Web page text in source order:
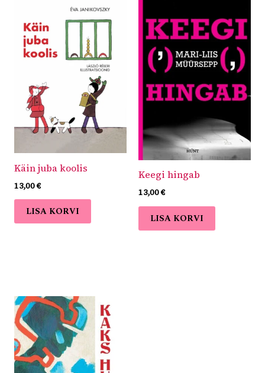
Käin juba koolis
13,00€
LISA KORVI
Keegi hingab
13,00€
LISA KORVI